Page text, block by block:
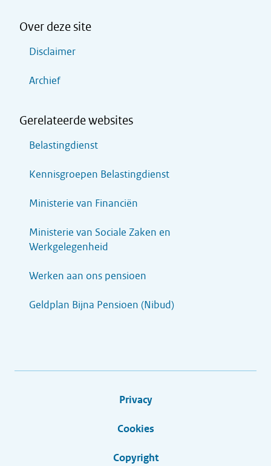
Over deze site
Disclaimer
Archief
Gerelateerde websites
Belastingdienst
Kennisgroepen Belastingdienst
Ministerie van Financiën
Ministerie van Sociale Zaken en
Werkgelegenheid
Werken aan ons pensioen
Geldplan Bijna Pensioen (Nibud)
Privacy
Cookies
Copyright